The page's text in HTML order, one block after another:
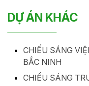
DỰ ÁN KHÁC
CHIẾU SÁNG
BẮC NINH
CHIẾU SÁNG